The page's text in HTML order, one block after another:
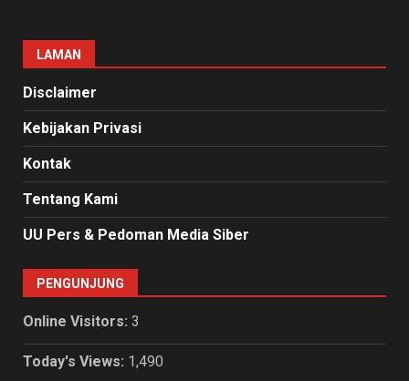
LAMAN
Disclaimer
Kebijakan Privasi
Kontak
Tentang Kami
UU Pers & Pedoman Media Siber
PENGUNJUNG
Online Visitors: 3
Today's Views: 1,490